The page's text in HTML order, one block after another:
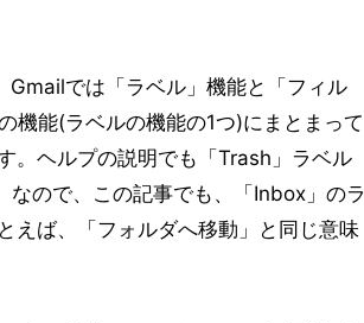
Gmailでは「ラベル」機能と「フィル
機能(ラベルの機能の1つ)にまとまって
。ヘルプの説明でも「Trash」ラベル
ので、この記事でも、「Inbox」のラ
えば、「フォルダへ移動」と同じ意味